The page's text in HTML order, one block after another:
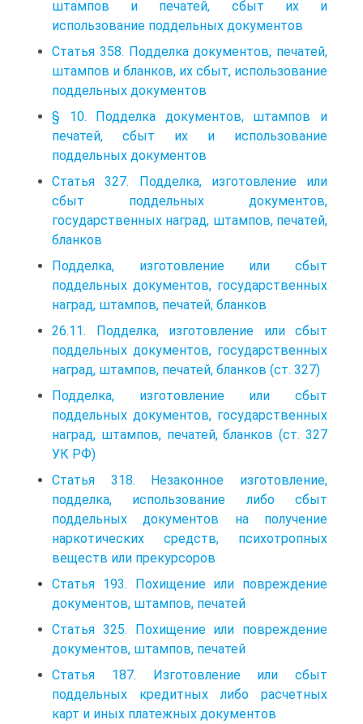
штампов и печатей, сбыт их и
использование поддельных документов
Статья 358. Подделка документов, печатей,
штампов и бланков, их сбыт, использование
поддельных документов
§ 10. Подделка документов, штампов и
печатей, сбыт их и использование
поддельных документов
Статья 327. Подделка, изготовление или
сбыт поддельных документов,
государственных наград, штампов, печатей,
бланков
Подделка, изготовление или сбыт
поддельных документов, государственных
наград, штампов, печатей, бланков
26.11. Подделка, изготовление или сбыт
поддельных документов, государственных
наград, штампов, печатей, бланков (ст. 327)
Подделка, изготовление или сбыт
поддельных документов, государственных
наград, штампов, печатей, бланков (ст. 327
УК РФ)
Статья 318. Незаконное изготовление,
подделка, использование либо сбыт
поддельных документов на получение
наркотических средств, психотропных
веществ или прекурсоров
Статья 193. Похищение или повреждение
документов, штампов, печатей
Статья 325. Похищение или повреждение
документов, штампов, печатей
Статья 187. Изготовление или сбыт
поддельных кредитных либо расчетных
карт и иных платежных документов